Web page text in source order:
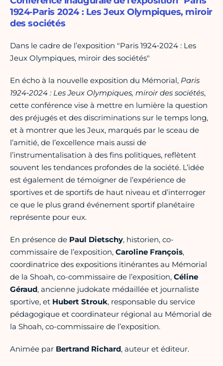
1924‐Paris 2024 : Les Jeux Olympiques, miroir
des sociétés
Dans le cadre de l’exposition "Paris 1924‐2024 : Les
Jeux Olympiques, miroir des sociétés"
En écho à la nouvelle exposition du Mémorial, Paris
1924‐2024 : Les Jeux Olympiques, miroir des sociétés,
cette conférence vise à mettre en lumière la question
des préjugés et des discriminations sur le temps long,
et à montrer que les Jeux, marqués par le sceau de
l’amitié, de l’excellence mais aussi de
l’instrumentalisation à des fins politiques, reflètent
souvent les tendances profondes de la société. L’idée
est également de témoigner de l’expérience de
sportives et de sportifs de haut niveau et d’interroger
ce que le plus grand événement sportif planétaire
représente pour eux.
En présence de Paul Dietschy, historien, co-
commissaire de l’exposition, Caroline François,
coordinatrice des expositions itinérantes au Mémorial
de la Shoah, co-commissaire de l’exposition, Céline
Géraud, ancienne judokate médaillée et journaliste
sportive, et Hubert Strouk, responsable du service
pédagogique et coordinateur régional au Mémorial de
la Shoah, co-commissaire de l’exposition.
Animée par Bertrand Richard, auteur et éditeur.